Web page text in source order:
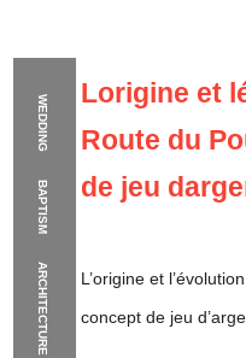
WEDDING
BAPTISM
ARCHITECTURELorigine
Lorigine et
Route du
de jeu
L’origine et
concept de jeu